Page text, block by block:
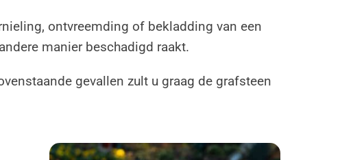
ontvreemding of bekladding van een
manier beschadigd raakt.
gevallen zult u graag de grafsteen